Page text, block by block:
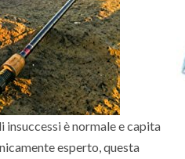
insuccessi è normale e capita
esperto, questa